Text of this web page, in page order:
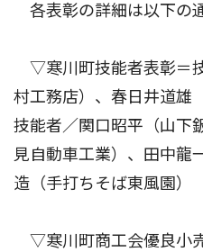
各表彰の詳細は以下の
▽寒川町技能者表彰＝
村工務店）、春日井道雄
技能者／関口昭平（山下
見自動車工業）、田中龍
造（手打ちそば東風園）
▽寒川町商工会優良小